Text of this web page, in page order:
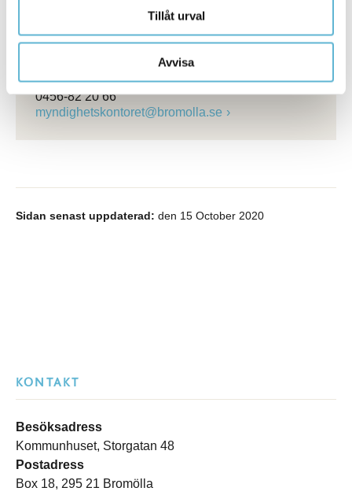
Tillåt urval
Avvisa
Kontakt
Byggnadsinspektör
0456-82 20 66
myndighetskontoret@bromolla.se
Sidan senast uppdaterad: den 15 October 2020
KONTAKT
Besöksadress
Kommunhuset, Storgatan 48
Postadress
Box 18, 295 21 Bromölla